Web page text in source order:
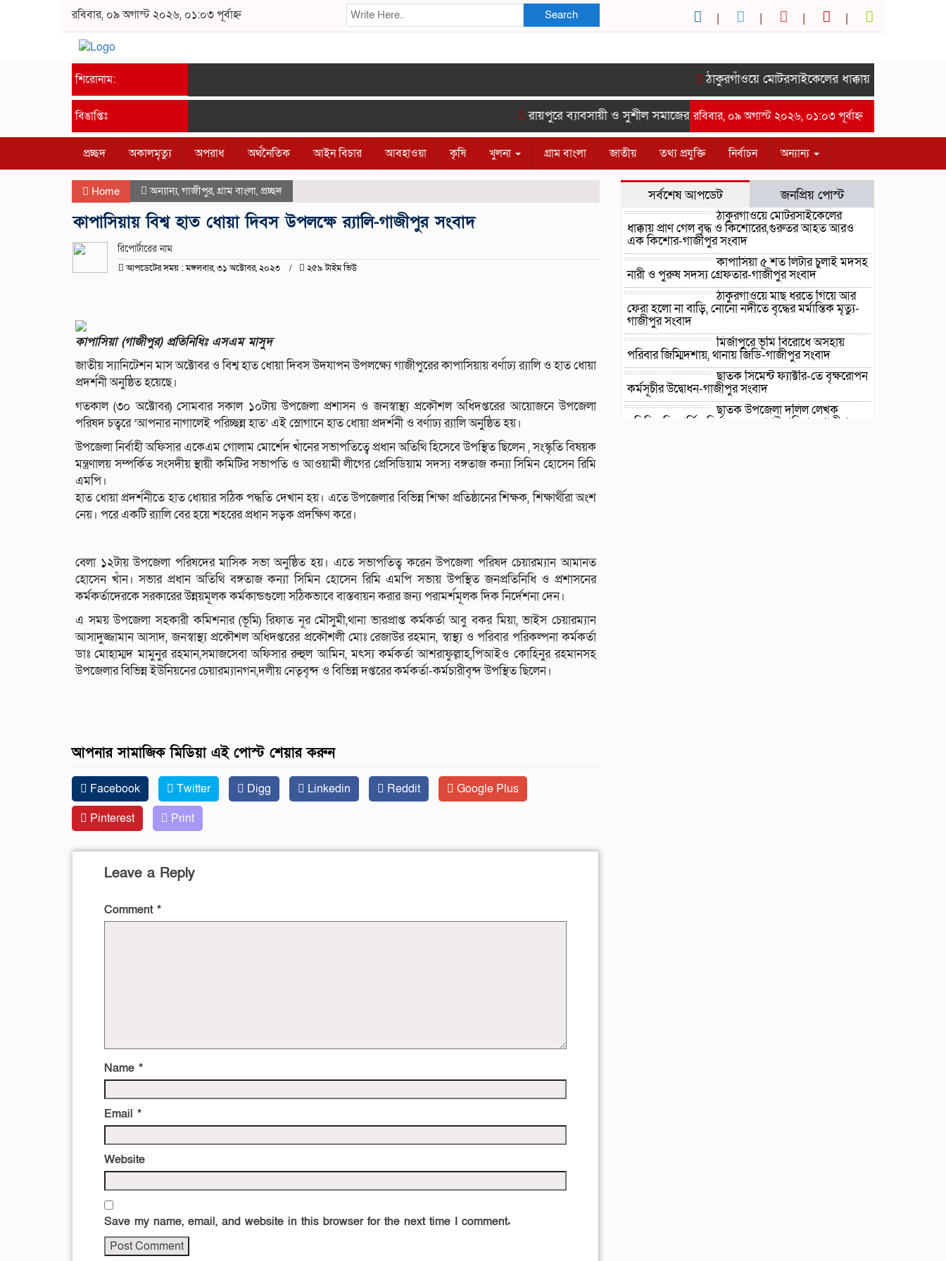
রবিবার, ০৯ অগাস্ট ২০২৬, ০১:০৩ পূর্বাহ্ন Search
শিরোনাম: ঠাকুরগাঁওয়ে মোটরসাইকেলের ধাক্কায় প্রাণ গেল
বিঙাপ্তিঃ রায়পুরে ব্যাবসায়ী ও সুশীল সমাজের সম্মানে সাইদ জুটনের ইফতার মাহফিল অনুষ্ঠিত।-গাজীপুর
রবিবার, ০৯ অগাস্ট ২০২৬, ০১:০৩ পূর্বাহ্ন
প্রচ্ছদ অকালমৃত্যু অপরাধ অর্থনৈতিক আইন বিচার আবহাওয়া কৃষি খুলনা গ্রাম বাংলা জাতীয় তথ্য প্রযুক্তি নির্বাচন অন্যান্য
Home অন্যান্য, গাজীপুর, গ্রাম বাংলা, প্রচ্ছদ
কাপাসিয়ায় বিশ্ব হাত ধোয়া দিবস উপলক্ষে র‍্যালি-গাজীপুর সংবাদ
রিপোর্টারের নাম
আপডেটের সময় : মঙ্গলবার, ৩১ অক্টোবর, ২০২৩ ২৫৯ টাইম ভিউ
কাপাসিয়া (গাজীপুর) প্রতিনিধিঃ এসএম মাসুদ
জাতীয় স্যানিটেশন মাস অক্টোবর ও বিশ্ব হাত ধোয়া দিবস উদযাপন উপলক্ষ্যে গাজীপুরের কাপাসিয়ায় বর্ণাঢ্য র‌্যালি ও হাত ধোয়া
প্রদর্শনী অনুষ্ঠিত হয়েছে।
গতকাল (৩০ অক্টোবর) সোমবার সকাল ১০টায় উপজেলা প্রশাসন ও জনস্বাস্থ্য প্রকৌশল অধিদপ্তরের আয়োজনে উপজেলা
পরিষদ চত্বরে ‘আপনার নাগালেই পরিচ্ছন্ন হাত’ এই স্লোগানে হাত ধোয়া প্রদর্শনী ও বর্ণাঢ্য র‌্যালি অনুষ্ঠিত হয়।
উপজেলা নির্বাহী অফিসার একেএম গোলাম মোর্শেদ খাঁনের সভাপতিত্বে প্রধান অতিথি হিসেবে উপস্থিত ছিলেন , সংস্কৃতি বিষয়ক
মন্ত্রণালয় সম্পর্কিত সংসদীয় স্থায়ী কমিটির সভাপতি ও আওয়ামী লীগের প্রেসিডিয়াম সদস্য বঙ্গতাজ কন্যা সিমিন হোসেন রিমি
এমপি।
হাত ধোয়া প্রদর্শনীতে হাত ধোয়ার সঠিক পদ্ধতি দেখান হয়। এতে উপজেলার বিভিন্ন শিক্ষা প্রতিষ্ঠানের শিক্ষক, শিক্ষার্থীরা অংশ
নেয়। পরে একটি র‌্যালি বের হয়ে শহরের প্রধান সড়ক প্রদক্ষিণ করে।
বেলা ১২টায় উপজেলা পরিষদের মাসিক সভা অনুষ্ঠিত হয়। এতে সভাপতিত্ব করেন উপজেলা পরিষদ চেয়ারম্যান আমানত
হোসেন খাঁন। সভার প্রধান অতিথি বঙ্গতাজ কন্যা সিমিন হোসেন রিমি এমপি সভায় উপস্থিত জনপ্রতিনিধি ও প্রশাসনের
কর্মকর্তাদেরকে সরকারের উন্নয়মূলক কর্মকান্ডগুলো সঠিকভাবে বাস্তবায়ন করার জন্য পরামর্শমূলক দিক নির্দেশনা দেন।
এ সময় উপজেলা সহকারী কমিশনার (ভূমি) রিফাত নূর মৌসুমী,থানা ভারপ্রাপ্ত কর্মকর্তা আবু বকর মিয়া, ভাইস চেয়ারম্যান
আসাদুজ্জামান আসাদ, জনস্বাস্থ্য প্রকৌশল অধিদপ্তরের প্রকৌশলী মোঃ রেজাউর রহমান, স্বাস্থ্য ও পরিবার পরিকল্পনা কর্মকর্তা
ডাঃ মোহাম্মদ মামুনুর রহমান,সমাজসেবা অফিসার রুহুল আমিন, মৎস্য কর্মকর্তা আশরাফুল্লাহ,পিআইও কোহিনুর রহমানসহ
উপজেলার বিভিন্ন ইউনিয়নের চেয়ারম্যানগন,দলীয় নেতৃবৃন্দ ও বিভিন্ন দপ্তরের কর্মকর্তা-কর্মচারীবৃন্দ উপস্থিত ছিলেন।
আপনার সামাজিক মিডিয়া এই পোস্ট শেয়ার করুন
Facebook Twitter Digg Linkedin Reddit
Google Plus
Pinterest
Print
Leave a Reply
Comment *
Name *
Email *
Website
Save my name, email, and website in this browser for the next time I comment.
সর্বশেষ আপডেট জনপ্রিয় পোস্ট
ঠাকুরগাঁওয়ে মোটরসাইকেলের
ধাক্কায় প্রাণ গেল বৃদ্ধ ও কিশোরের,গুরুতর আহত আরও
এক কিশোর-গাজীপুর সংবাদ
কাপাসিয়া ৫ শত লিটার চুলাই মদসহ
নারী ও পুরুষ সদস্য গ্রেফতার-গাজীপুর সংবাদ
ঠাকুরগাঁওয়ে মাছ ধরতে গিয়ে আর
ফেরা হলো না বাড়ি, নোনো নদীতে বৃদ্ধের মর্মান্তিক মৃত্যু-
গাজীপুর সংবাদ
মির্জাপুরে ভূমি বিরোধে অসহায়
পরিবার জিম্মিদশায়, থানায় জিডি-গাজীপুর সংবাদ
ছাতক সিমেন্ট ফ্যাক্টরি-তে বৃক্ষরোপন
কর্মসূচীর উদ্বোধন-গাজীপুর সংবাদ
ছাতক উপজেলা দলিল লেখক
সমিতির ত্রি-বার্ষিক নির্বাচন ২২ আগষ্ট শনিবার-গাজীপুর